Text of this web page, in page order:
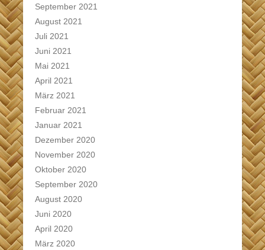
September 2021
August 2021
Juli 2021
Juni 2021
Mai 2021
April 2021
März 2021
Februar 2021
Januar 2021
Dezember 2020
November 2020
Oktober 2020
September 2020
August 2020
Juni 2020
April 2020
März 2020